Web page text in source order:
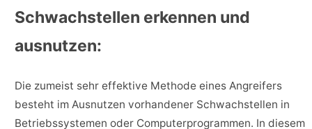
Schwachstellen erkennen und
ausnutzen:
Die zumeist sehr effektive Methode eines Angreifers
besteht im Ausnutzen vorhandener Schwachstellen in
Betriebssystemen oder Computerprogrammen. In diesem